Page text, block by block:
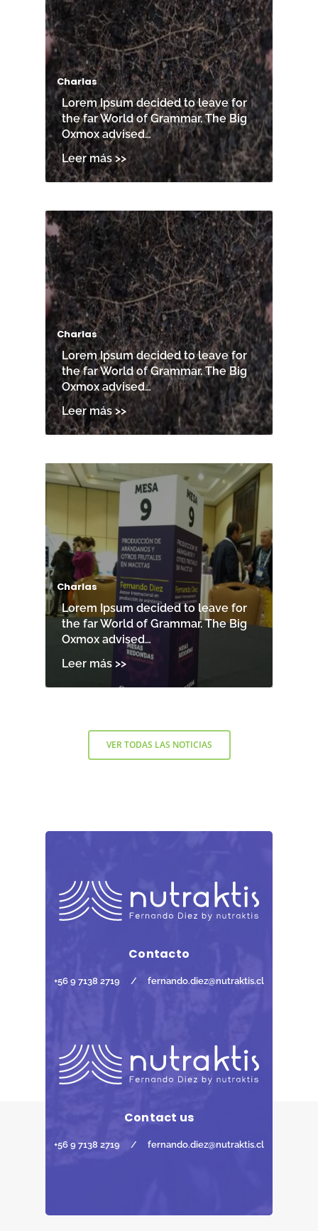
Charlas
Lorem Ipsum decided to leave for
the far World of Grammar. The Big
Oxmox advised…
Charlas
Lorem Ipsum decided to leave for
the far World of Grammar. The Big
Oxmox advised…
Charlas
Lorem Ipsum decided to leave for
the far World of Grammar. The Big
Oxmox advised…
VER TODAS LAS NOTICIAS
Contacto
+56 9 7138 2719 / fernando.diez@nutraktis.cl
Contact us
+56 9 7138 2719 / fernando.diez@nutraktis.cl